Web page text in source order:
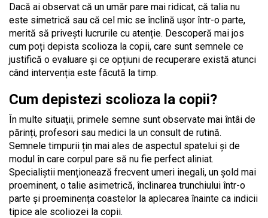
Dacă ai observat că un umăr pare mai ridicat, că talia nu
este simetrică sau că cel mic se înclină ușor într-o parte,
merită să privești lucrurile cu atenție. Descoperă mai jos
cum poți depista scolioza la copii, care sunt semnele ce
justifică o evaluare și ce opțiuni de recuperare există atunci
când intervenția este făcută la timp.
Cum depistezi scolioza la copii?
În multe situații, primele semne sunt observate mai întâi de
părinți, profesori sau medici la un consult de rutină.
Semnele timpurii țin mai ales de aspectul spatelui și de
modul în care corpul pare să nu fie perfect aliniat.
Specialiștii menționează frecvent umeri inegali, un șold mai
proeminent, o talie asimetrică, înclinarea trunchiului într-o
parte și proeminența coastelor la aplecarea înainte ca indicii
tipice ale scoliozei la copii.